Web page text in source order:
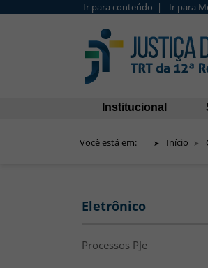
Barra de Acesso
Ir para conteúdo | Ir para
Navegação
Institucional
Você está em: Início
Menu Lateral
Eletrônico
Processos PJe